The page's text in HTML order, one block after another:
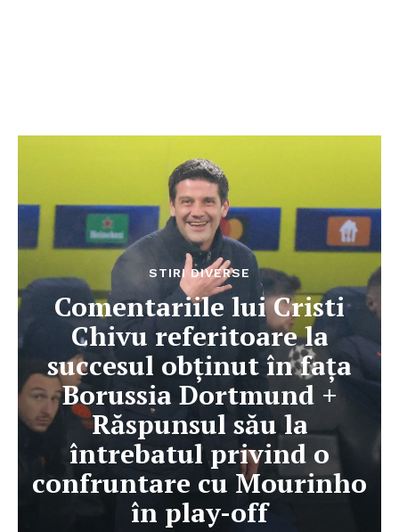
STIRI DIVERSE
Comentariile lui Cristi
Chivu referitoare la
succesul obținut în fața
Borussia Dortmund +
Răspunsul său la
întrebatul privind o
confruntare cu Mourinho
în play-off